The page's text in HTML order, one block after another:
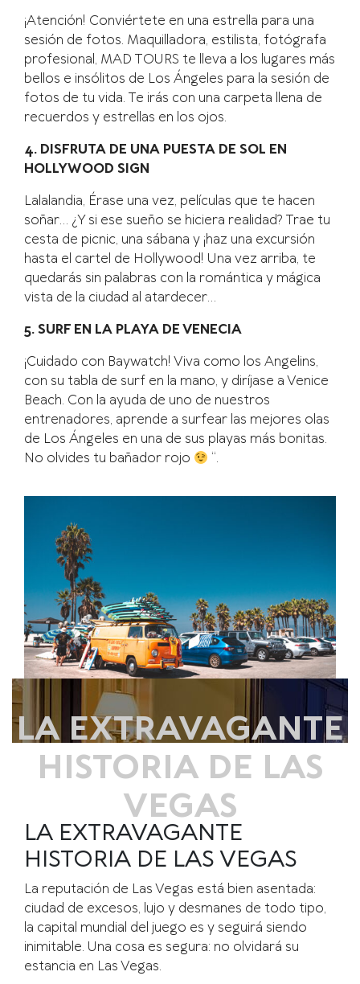
¡Atención! Conviértete en una estrella para una
sesión de fotos. Maquilladora, estilista, fotógrafa
profesional, MAD TOURS te lleva a los lugares más
bellos e insólitos de Los Ángeles para la sesión de
fotos de tu vida. Te irás con una carpeta llena de
recuerdos y estrellas en los ojos.
4. DISFRUTA DE UNA PUESTA DE SOL EN
HOLLYWOOD SIGN
Lalalandia, Érase una vez, películas que te hacen
soñar… ¿Y si ese sueño se hiciera realidad? Trae tu
cesta de picnic, una sábana y ¡haz una excursión
hasta el cartel de Hollywood! Una vez arriba, te
quedarás sin palabras con la romántica y mágica
vista de la ciudad al atardecer…
5. SURF EN LA PLAYA DE VENECIA
¡Cuidado con Baywatch! Viva como los Angelins,
con su tabla de surf en la mano, y diríjase a Venice
Beach. Con la ayuda de uno de nuestros
entrenadores, aprende a surfear las mejores olas
de Los Ángeles en una de sus playas más bonitas.
No olvides tu bañador rojo
“.
LA EXTRAVAGANTE
HISTORIA DE LAS
VEGAS
LA EXTRAVAGANTE
HISTORIA DE LAS VEGAS
La reputación de Las Vegas está bien asentada:
ciudad de excesos, lujo y desmanes de todo tipo,
la capital mundial del juego es y seguirá siendo
inimitable. Una cosa es segura: no olvidará su
estancia en Las Vegas.